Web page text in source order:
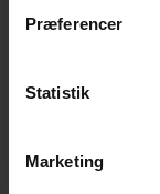
Præferencer
Statistik
Marketing